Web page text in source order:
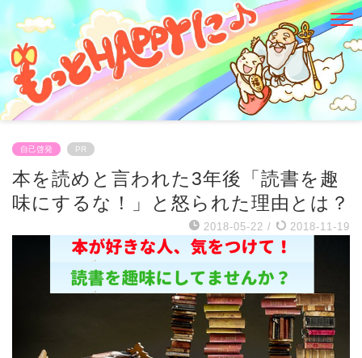
自己啓発 PR
本を読めと言われた3年後「読書を趣
味にするな！」と怒られた理由とは？
2018-05-22 / 2018-11-19